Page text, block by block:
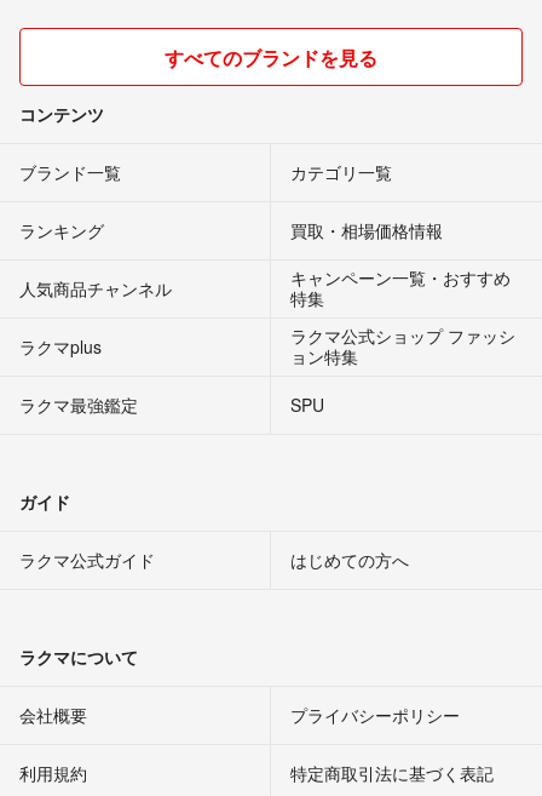
すべてのブランドを見る
コンテンツ
ブランド一覧 カテゴリ一覧
ランキング 買取・相場価格情報
人気商品チャンネル
キャンペーン一覧・おすすめ
特集
ラクマplus
ラクマ公式ショップ ファッシ
ョン特集
ラクマ最強鑑定
SPU
ガイド
ラクマ公式ガイド はじめての方へ
ラクマについて
会社概要 プライバシーポリシー
利用規約 特定商取引法に基づく表記